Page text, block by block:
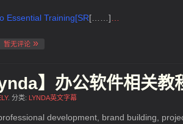
Essential Training[SR[……]
暂无评论
】办公软件相关
. 分类: LYNDA英文字幕
development, brand building,